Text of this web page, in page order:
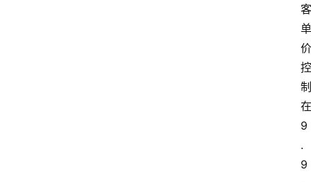
客
单
价
控
制
在
9
.
9